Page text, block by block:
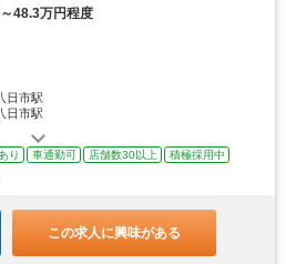
48.3万円程度
日市駅
日市駅
り 車通勤可 店舗数30以上
積極採用中
この求人に興味がある